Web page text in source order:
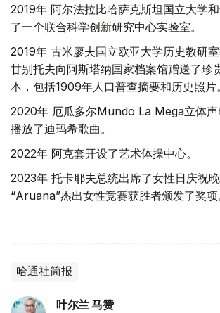
2019年 阿尔法拉比哈萨克斯坦国立大学
了一个联合科学创新研究中心实验室。
2019年 古米廖夫国立欧亚大学历史教研
甘别托夫向阿斯塔纳国家档案馆赠送了珍
本，包括1909年人口普查摘要和历史照片。
2020年 厄瓜多尔Mundo La Mega立体声
播放了迪玛希歌曲。
2022年 阿克套开设了艺术体操中心。
2023年 托卡耶夫总统出席了女性日庆祝
“Aruana”杰出女性竞赛获胜者颁发了奖项
哈通社简报
叶尔兰 马赞